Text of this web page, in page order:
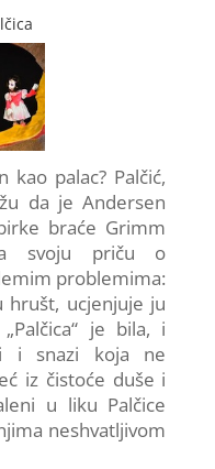
palac? Palčić,
da je Andersen
braće Grimm
svoju priču o
problemima:
hrušt, ucjenjuje ju
je bila, i
i snazi koja ne
iz čistoće duše i
u liku Palčice
neshvatljivom